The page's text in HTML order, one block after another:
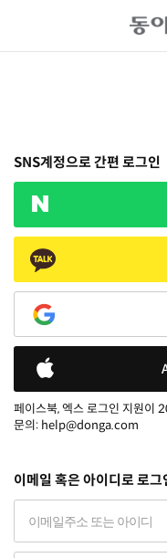
SNS계정으로 간편 로그인
페이스북, 엑스 로그인 지원이
문의: help@donga.com
이메일 혹은 아이디로 로그